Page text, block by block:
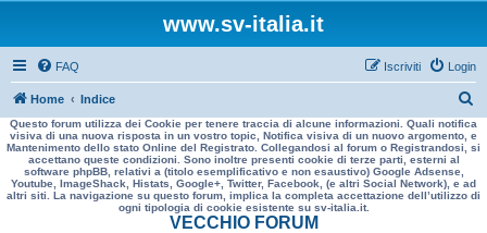
www.sv-italia.it
FAQ Login
Iscriviti
Home Indice
e
r
a
Questo forum utilizza dei Cookie per tenere traccia di alcune informazioni. Quali notifica
visiva di una nuova risposta in un vostro topic, Notifica visiva di un nuovo argomento, e
Mantenimento dello stato Online del Registrato. Collegandosi al forum o Registrandosi, si
accettano queste condizioni. Sono inoltre presenti cookie di terze parti, esterni al
software phpBB, relativi a (titolo esemplificativo e non esaustivo) Google Adsense,
Youtube, ImageShack, Histats, Google+, Twitter, Facebook, (e altri Social Network), e ad
altri siti. La navigazione su questo forum, implica la completa accettazione dell’utilizzo di
ogni tipologia di cookie esistente su sv-italia.it.
VECCHIO FORUM